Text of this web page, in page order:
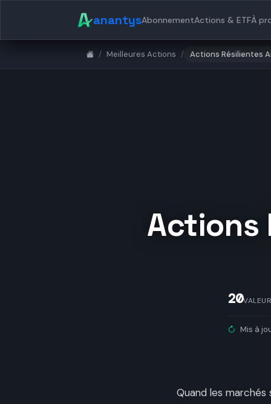
anantysAbonnementActions & ETFÀ
/ Meilleures Actions / Actions Résilientes
Actions
20
Mis à
Quand les